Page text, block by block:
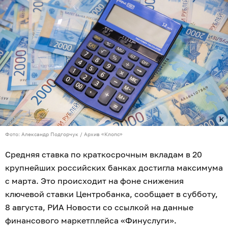
Фото: Александр Подгорчук / Архив «Клопс»
Средняя ставка по краткосрочным вкладам в 20
крупнейших российских банках достигла максимума
с марта. Это происходит на фоне снижения
ключевой ставки Центробанка, сообщает в субботу,
8 августа, РИА Новости со ссылкой на данные
финансового маркетплейса «Финуслуги».